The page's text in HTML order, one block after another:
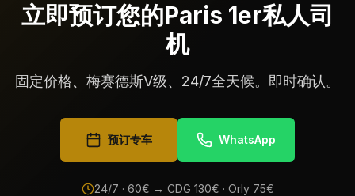
立即预订您的Paris 1er私人司
机
固定价格、梅赛德斯V级、24/7全天候。即时确认。
预订专车 WhatsApp
24/7 · 60€ → CDG 130€ · Orly 75€